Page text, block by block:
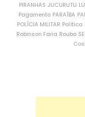
PIRANHAS JUCURUTU
Pagamento PARAÍBA
POLÍCIA MILITAR Política
Robinson Faria Roubo